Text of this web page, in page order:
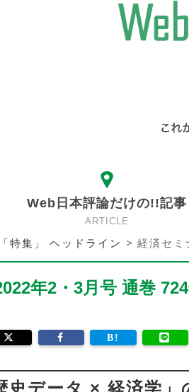
Web日本評論だけの!!記事
ARTICLE
特集」 ヘッドライン >経済セ
年2・3月号 通巻
データ × 経済学」